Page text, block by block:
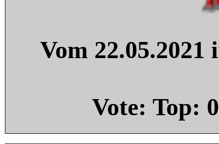
Vom
Vote: Top: 0